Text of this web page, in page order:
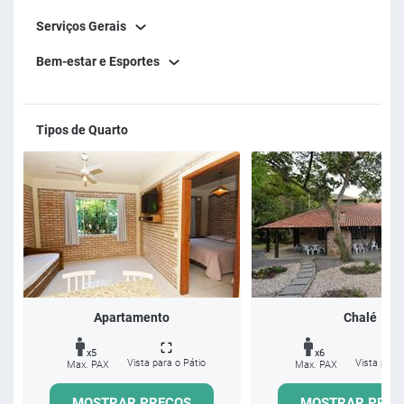
Serviços Gerais
Bem-estar e Esportes
Tipos de Quarto
Apartamento
x5
Max. PAX
Vista para o Pátio
Chalé
x6
Max. PAX
Vista para